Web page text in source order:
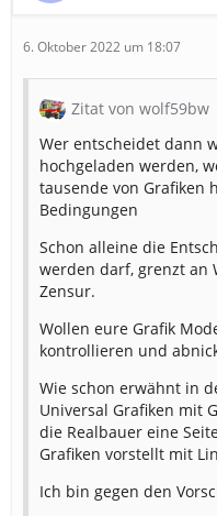
6. Oktober 2022 um 18:07
Zitat von wolf59bw
Wer entscheidet dann
hochgeladen werden,
tausende von Grafiken
Bedingungen
Schon alleine die
werden darf, grenzt an
Zensur.
Wollen eure Grafik
kontrollieren und
Wie schon erwähnt in
Universal Grafiken mit
die Realbauer eine
Grafiken vorstellt mit
Ich bin gegen den